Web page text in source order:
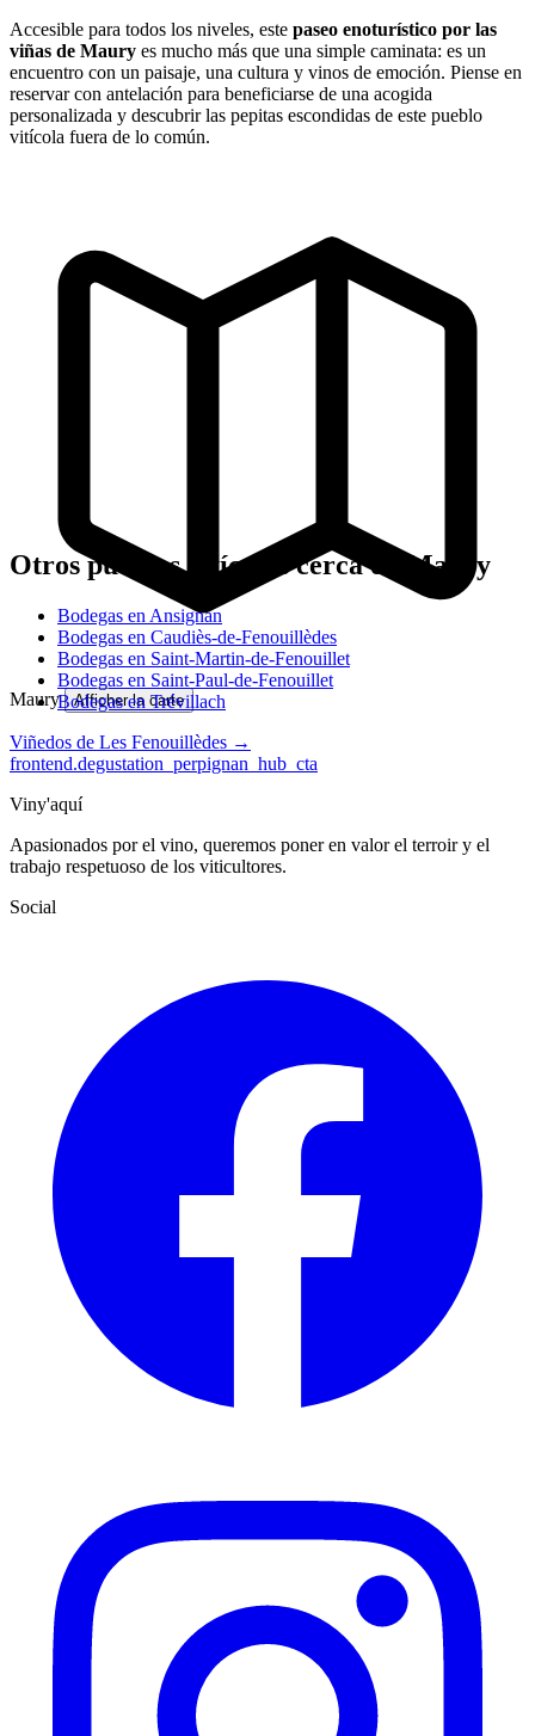
Accesible para todos los niveles, este paseo enoturístico por las
viñas de Maury es mucho más que una simple caminata: es un
encuentro con un paisaje, una cultura y vinos de emoción. Piense en
reservar con antelación para beneficiarse de una acogida
personalizada y descubrir las pepitas escondidas de este pueblo
vitícola fuera de lo común.
Maury Afficher la carte
Otros pueblos vitícolas cerca de Maury
Bodegas en Ansignan
Bodegas en Caudiès-de-Fenouillèdes
Bodegas en Saint-Martin-de-Fenouillet
Bodegas en Saint-Paul-de-Fenouillet
Bodegas en Trévillach
Viñedos de Les Fenouillèdes →
frontend.degustation_perpignan_hub_cta
Viny'aquí
Apasionados por el vino, queremos poner en valor el terroir y el
trabajo respetuoso de los viticultores.
Social